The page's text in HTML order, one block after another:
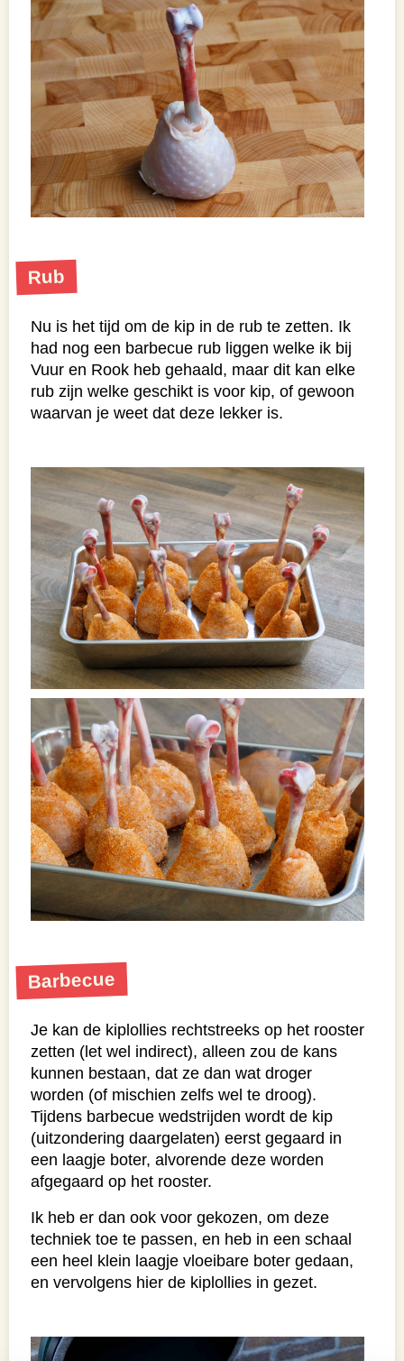
Rub
Nu is het tijd om de kip in de rub te zetten. Ik
had nog een barbecue rub liggen welke ik bij
Vuur en Rook heb gehaald, maar dit kan elke
rub zijn welke geschikt is voor kip, of gewoon
waarvan je weet dat deze lekker is.
Barbecue
Je kan de kiplollies rechtstreeks op het rooster
zetten (let wel indirect), alleen zou de kans
kunnen bestaan, dat ze dan wat droger
worden (of mischien zelfs wel te droog).
Tijdens barbecue wedstrijden wordt de kip
(uitzondering daargelaten) eerst gegaard in
een laagje boter, alvorende deze worden
afgegaard op het rooster.
Ik heb er dan ook voor gekozen, om deze
techniek toe te passen, en heb in een schaal
een heel klein laagje vloeibare boter gedaan,
en vervolgens hier de kiplollies in gezet.